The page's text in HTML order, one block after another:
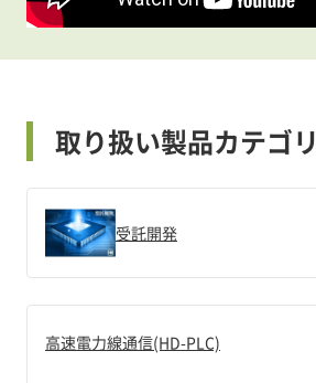
取り扱い製品カテゴリ
受託開発
高速電力線通信(HD-PLC)